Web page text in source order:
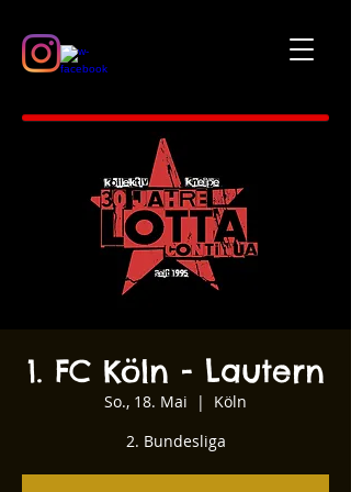
1. FC Köln - Lautern
So., 18. Mai
  |
Köln
2. Bundesliga